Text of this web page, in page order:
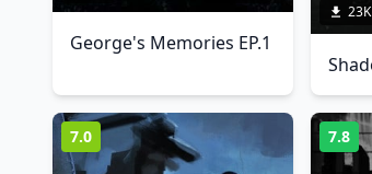
George's Memories EP.1
23K
7.0 7.8